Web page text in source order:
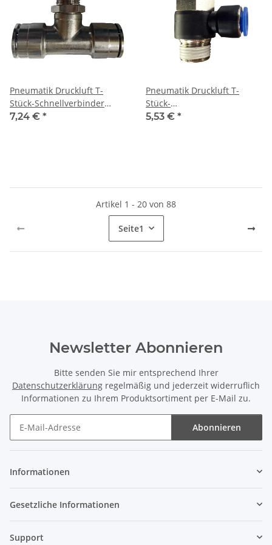
Pneumatik Druckluft T-
Stück-Schnellverbinder
(MPT) Ø 8 mm mit Gewinde
7,24 € *
Pneumatik Druckluft T-
Stück-
Schwenkverschraubung Ø
5,53 € *
Artikel 1 - 20 von 88
Seite1
Newsletter Abonnieren
Bitte senden Sie mir entsprechend Ihrer
Datenschutzerklärung regelmäßig und jederzeit widerruflich
Informationen zu Ihrem Produktsortiment per E-Mail zu.
Abonnieren
Informationen
Gesetzliche Informationen
Support